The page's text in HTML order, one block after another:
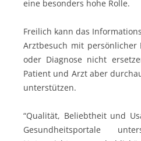
eine besonders hohe Rolle.
Freilich kann das
Arztbesuch mit persönlicher
oder Diagnose nicht
Patient und Arzt aber
unterstützen.
“Qualität, Beliebtheit und
Gesundheitsportale